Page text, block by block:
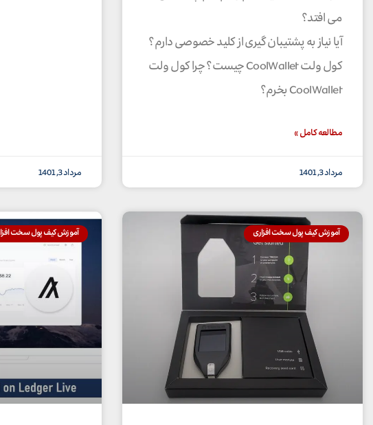
می افتد؟
آیا نیاز به پشتیبان گیری از کلید خصوصی دارم؟
کول ولت CoolWallet چیست؟ چرا کول ولت
CoolWallet بخرم؟
مطالعه کامل »
مرداد 3, 1401 مرداد 3, 1401
آموزش کیف پول سخت افزاری آموزش کیف پول سخت